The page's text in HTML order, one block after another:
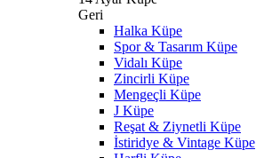
Geri
Halka Küpe
Spor & Tasarım Küpe
Vidalı Küpe
Zincirli Küpe
Mengeçli Küpe
J Küpe
Reşat & Ziynetli Küpe
İstiridye & Vintage Küpe